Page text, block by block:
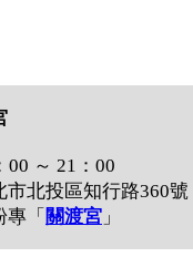
00 ～ 21：00
市北投區知行路360號
「 關渡宮 」